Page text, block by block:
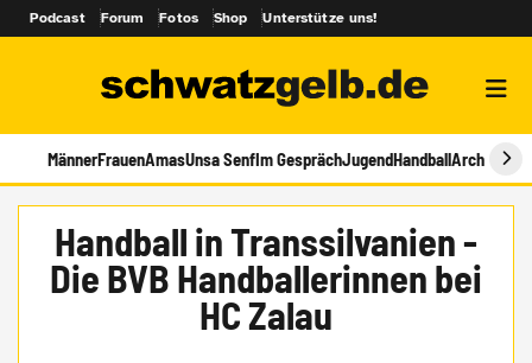
Podcast Forum Fotos Shop Unterstütze uns!
MännerFrauenAmasUnsa SenfIm GesprächJugendHandballArchiv
Handball in Transsilvanien -
Die BVB Handballerinnen bei
HC Zalau